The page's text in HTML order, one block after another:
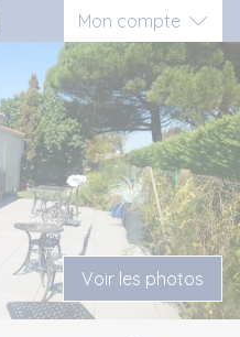
Mon compte
Connexion
Inscription vacancier
Inscription propriétaire
Voir les photos